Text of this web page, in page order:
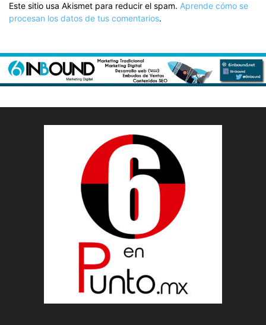
Este sitio usa Akismet para reducir el spam. Aprende cómo se
procesan los datos de tus comentarios.